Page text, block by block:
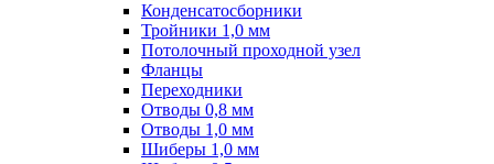
Конденсатосборники
Тройники 1,0 мм
Потолочный проходной узел
Фланцы
Переходники
Отводы 0,8 мм
Отводы 1,0 мм
Шиберы 1,0 мм